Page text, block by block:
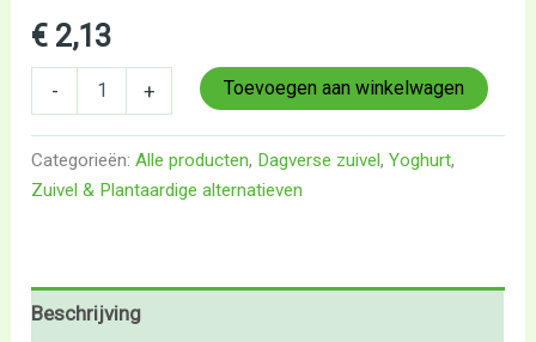
€ 2,13
- + Toevoegen aan winkelwagen
Categorieën:Alle producten, Dagverse zuivel,Yoghurt,
Zuivel & Plantaardige alternatieven
Beschrijving